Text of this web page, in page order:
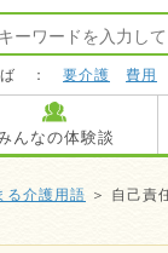
ば ： 要介護 費用
んなの体験談
る介護用語 ＞ 自己責